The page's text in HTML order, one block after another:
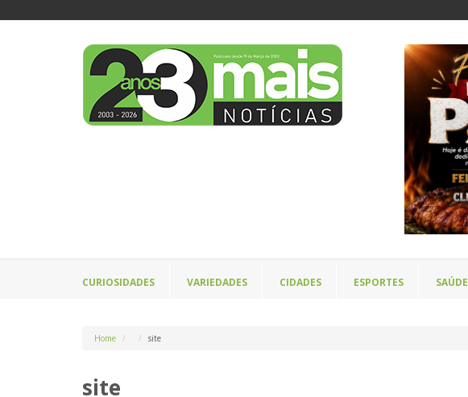
CURIOSIDADES VARIEDADES CIDADES ESPORTES SAÚDE
Home site
site